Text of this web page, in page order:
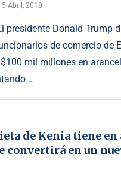
5 Abril, 2018
presidente Donald Trump
de comercio de
mil millones en
…
de Kenia tiene en
convertirá en un